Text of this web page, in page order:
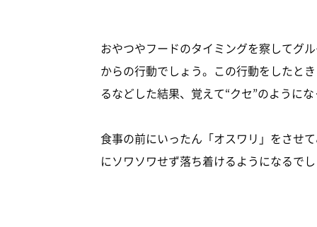
おやつやフードのタイミングを察してグ
からの行動でしょう。この行動をしたと
るなどした結果、覚えて“クセ”のように
食事の前にいったん「オスワリ」をさせ
にソワソワせず落ち着けるようになるで